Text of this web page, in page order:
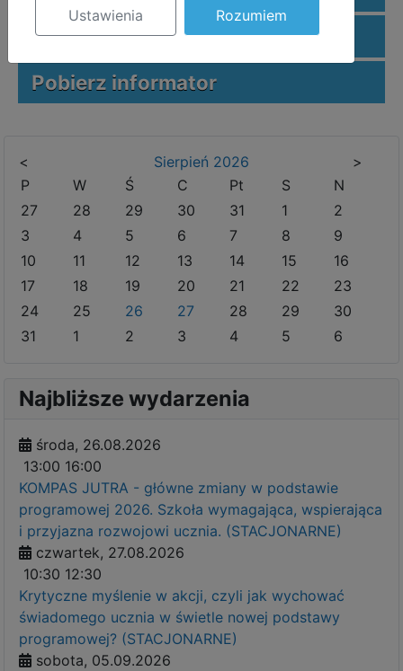
Nauczyciele z pasją
Pobierz informator
< Sierpień 2026
>
P
W Ś C Pt S
N
27
28 29 30 31 1
2
3
4 5 6 7 8
9
10
11 12 13 14 15
16
17
18 19 20 21 22
23
24
25 26 27 28 29
30
31
1 2 3 4 5 6
Najbliższe wydarzenia
środa, 26.08.2026
13:00 16:00
KOMPAS JUTRA - główne zmiany w podstawie
programowej 2026. Szkoła wymagająca, wspierająca
i przyjazna rozwojowi ucznia. (STACJONARNE)
czwartek, 27.08.2026
10:30 12:30
Krytyczne myślenie w akcji, czyli jak wychować
świadomego ucznia w świetle nowej podstawy
programowej? (STACJONARNE)
sobota, 05.09.2026
Ustawienia Rozumiem